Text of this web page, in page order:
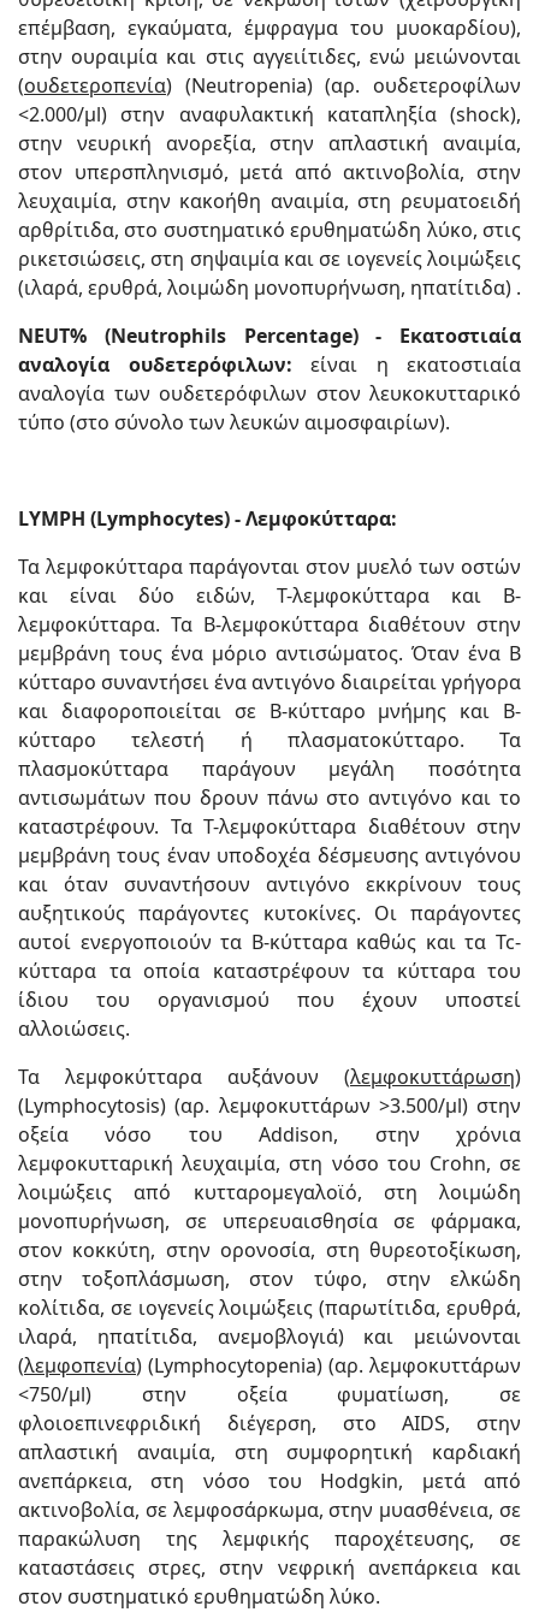
επέμβαση, εγκαύματα, έμφραγμα του μυοκαρδίου),
στην ουραιμία και στις αγγειίτιδες, ενώ μειώνονται
(ουδετεροπενία) (Neutropenia) (αρ. ουδετεροφίλων
<2.000/μl) στην αναφυλακτική καταπληξία (shock),
στην νευρική ανορεξία, στην απλαστική αναιμία,
στον υπερσπληνισμό, μετά από ακτινοβολία, στην
λευχαιμία, στην κακοήθη αναιμία, στη ρευματοειδή
αρθρίτιδα, στο συστηματικό ερυθηματώδη λύκο, στις
ρικετσιώσεις, στη σηψαιμία και σε ιογενείς λοιμώξεις
(ιλαρά, ερυθρά, λοιμώδη μονοπυρήνωση, ηπατίτιδα) .
NEUT% (Neutrophils Percentage) - Εκατοστιαία
αναλογία ουδετερόφιλων: είναι η εκατοστιαία
αναλογία των ουδετερόφιλων στον λευκοκυτταρικό
τύπο (στο σύνολο των λευκών αιμοσφαιρίων).
LYMPH (Lymphocytes) - Λεμφοκύτταρα:
Τα λεμφοκύτταρα παράγονται στον μυελό των οστών
και είναι δύο ειδών, Τ-λεμφοκύτταρα και Β-
λεμφοκύτταρα. Τα Β-λεμφοκύτταρα διαθέτουν στην
μεμβράνη τους ένα μόριο αντισώματος. Όταν ένα Β
κύτταρο συναντήσει ένα αντιγόνο διαιρείται γρήγορα
και διαφοροποιείται σε Β-κύτταρο μνήμης και Β-
κύτταρο τελεστή ή πλασματοκύτταρο. Τα
πλασμοκύτταρα παράγουν μεγάλη ποσότητα
αντισωμάτων που δρουν πάνω στο αντιγόνο και το
καταστρέφουν. Τα Τ-λεμφοκύτταρα διαθέτουν στην
μεμβράνη τους έναν υποδοχέα δέσμευσης αντιγόνου
και όταν συναντήσουν αντιγόνο εκκρίνουν τους
αυξητικούς παράγοντες κυτοκίνες. Οι παράγοντες
αυτοί ενεργοποιούν τα Β-κύτταρα καθώς και τα Tc-
κύτταρα τα οποία καταστρέφουν τα κύτταρα του
ίδιου του οργανισμού που έχουν υποστεί
αλλοιώσεις.
Τα λεμφοκύτταρα αυξάνουν (λεμφοκυττάρωση)
(Lymphocytosis) (αρ. λεμφοκυττάρων >3.500/μl) στην
οξεία νόσο του Addison, στην χρόνια
λεμφοκυτταρική λευχαιμία, στη νόσο του Crohn, σε
λοιμώξεις από κυτταρομεγαλοϊό, στη λοιμώδη
μονοπυρήνωση, σε υπερευαισθησία σε φάρμακα,
στον κοκκύτη, στην ορονοσία, στη θυρεοτοξίκωση,
στην τοξοπλάσμωση, στον τύφο, στην ελκώδη
κολίτιδα, σε ιογενείς λοιμώξεις (παρωτίτιδα, ερυθρά,
ιλαρά, ηπατίτιδα, ανεμοβλογιά) και μειώνονται
(λεμφοπενία) (Lymphocytopenia) (αρ. λεμφοκυττάρων
<750/μl) στην οξεία φυματίωση, σε
φλοιοεπινεφριδική διέγερση, στο AIDS, στην
απλαστική αναιμία, στη συμφορητική καρδιακή
ανεπάρκεια, στη νόσο του Hodgkin, μετά από
ακτινοβολία, σε λεμφοσάρκωμα, στην μυασθένεια, σε
παρακώλυση της λεμφικής παροχέτευσης, σε
καταστάσεις στρες, στην νεφρική ανεπάρκεια και
στον συστηματικό ερυθηματώδη λύκο.